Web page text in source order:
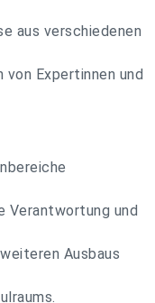
aus verschiedenen
von Expertinnen und
Verantwortung und
Ausbaus